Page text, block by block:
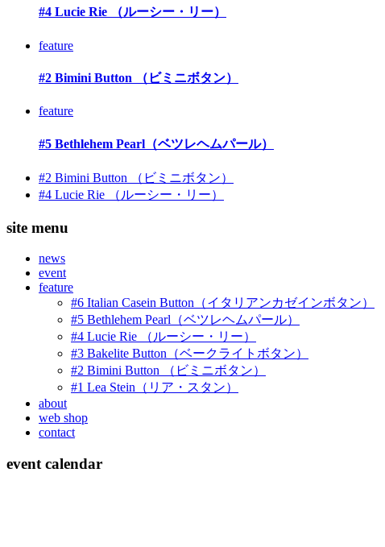
#4 Lucie Rie （ルーシー・リー）
feature
#2 Bimini Button （ビミニボタン）
feature
#5 Bethlehem Pearl（ベツレヘムパール）
#2 Bimini Button （ビミニボタン）
#4 Lucie Rie （ルーシー・リー）
site menu
news
event
feature
#6 Italian Casein Button（イタリアンカゼインボタン）
#5 Bethlehem Pearl（ベツレヘムパール）
#4 Lucie Rie （ルーシー・リー）
#3 Bakelite Button（ベークライトボタン）
#2 Bimini Button （ビミニボタン）
#1 Lea Stein（リア・スタン）
about
web shop
contact
event calendar